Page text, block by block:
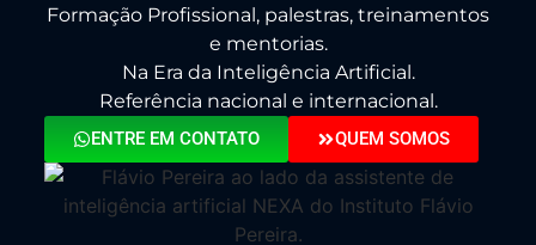
Formação Profissional, palestras, treinamentos
e mentorias.
Na Era da Inteligência Artificial.
Referência nacional e internacional.
ENTRE EM CONTATO QUEM SOMOS